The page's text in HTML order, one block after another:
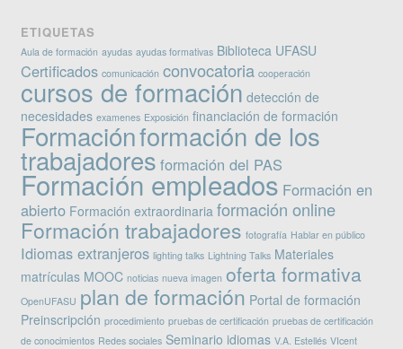
ETIQUETAS
Aula de formación ayudas ayudas formativas Biblioteca UFASU
Certificados comunicación convocatoria cooperación
cursos de formación detección de
necesidades examenes Exposición financiación de formación
Formaciónformación de los
trabajadores formación del PAS
Formación empleados Formación en
abierto Formación extraordinaria formación online
Formación trabajadores fotografía Hablar en público
Idiomas extranjeros lighting talks Lightning Talks Materiales
matrículas MOOC noticias nueva imagen oferta formativa
OpenUFASU plan de formación Portal de formación
Preinscripción procedimiento pruebas de certificación pruebas de certificación
de conocimientos Redes sociales Seminario idiomas V.A. Estellés VIcent